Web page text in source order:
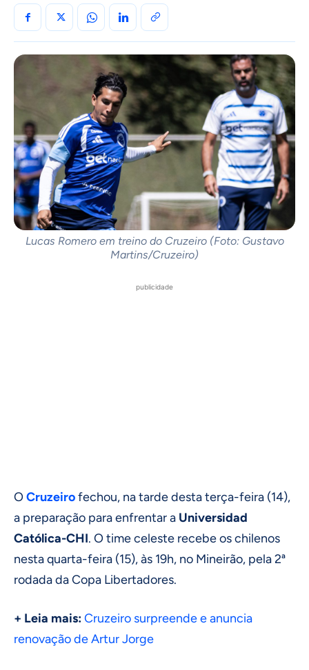
Lucas Romero em treino do Cruzeiro (Foto: Gustavo
Martins/Cruzeiro)
publicidade
OCruzeirofechou, na tarde desta terça-feira (14),
a preparação para enfrentar a Universidad
Católica-CHI. O time celeste recebe os chilenos
nesta quarta-feira (15), às 19h, no Mineirão, pela 2ª
rodada da Copa Libertadores.
+ Leia mais:Cruzeiro surpreende e anuncia
renovação de Artur Jorge